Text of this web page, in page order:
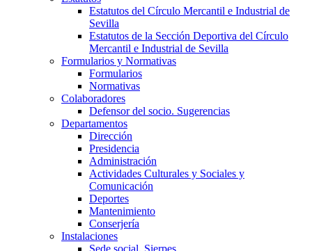
Estatutos del Círculo Mercantil e Industrial de
Sevilla
Estatutos de la Sección Deportiva del Círculo
Mercantil e Industrial de Sevilla
Formularios y Normativas
Formularios
Normativas
Colaboradores
Defensor del socio. Sugerencias
Departamentos
Dirección
Presidencia
Administración
Actividades Culturales y Sociales y
Comunicación
Deportes
Mantenimiento
Conserjería
Instalaciones
Sede social, Sierpes